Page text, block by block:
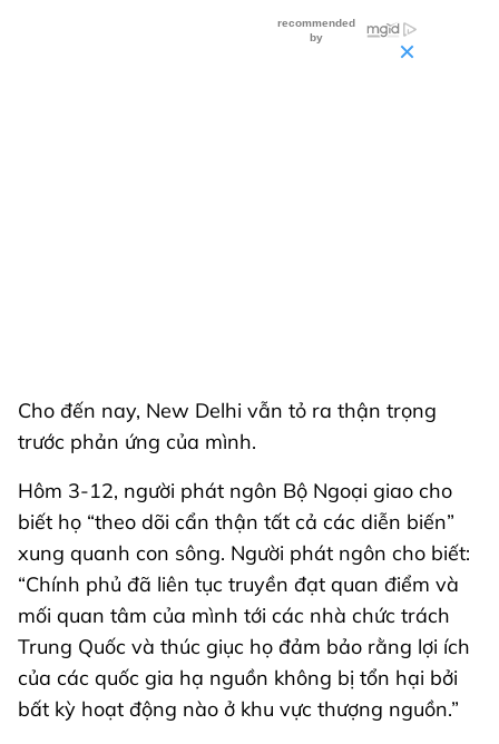
Cho đến nay, New Delhi vẫn tỏ ra thận trọng
trước phản ứng của mình.
Hôm 3-12, người phát ngôn Bộ Ngoại giao cho
biết họ “theo dõi cẩn thận tất cả các diễn biến”
xung quanh con sông. Người phát ngôn cho biết:
“Chính phủ đã liên tục truyền đạt quan điểm và
mối quan tâm của mình tới các nhà chức trách
Trung Quốc và thúc giục họ đảm bảo rằng lợi ích
của các quốc gia hạ nguồn không bị tổn hại bởi
bất kỳ hoạt động nào ở khu vực thượng nguồn.”